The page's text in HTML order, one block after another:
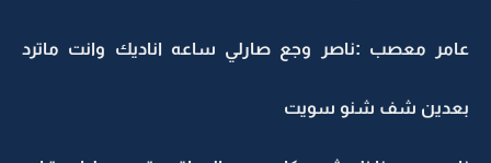
عامر معصب :ناصر وجع صارلي ساعه اناديك وانت ماترد
بعدين شف شنو سويت